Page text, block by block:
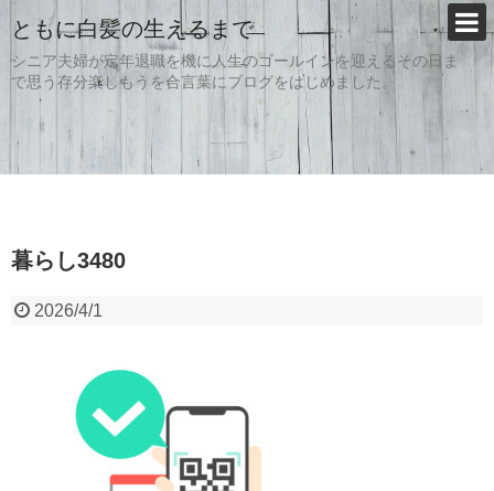
ともに白髪の生えるまで
シニア夫婦が定年退職を機に人生のゴールインを迎えるその日ま
で思う存分楽しもうを合言葉にブログをはじめました。
暮らし3480
2026/4/1